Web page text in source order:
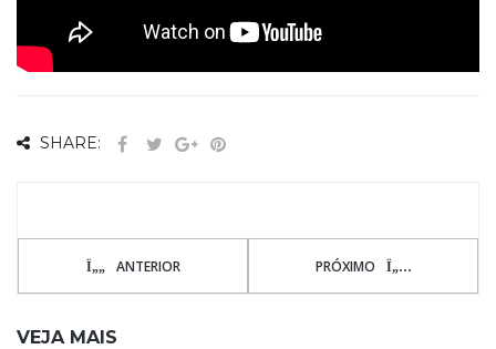
SHARE:
ANTERIOR PRÓXIMO
VEJA MAIS